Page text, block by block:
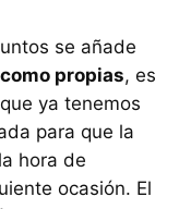
se añade
propias, es
ya tenemos
para que la
hora de
ocasión. El